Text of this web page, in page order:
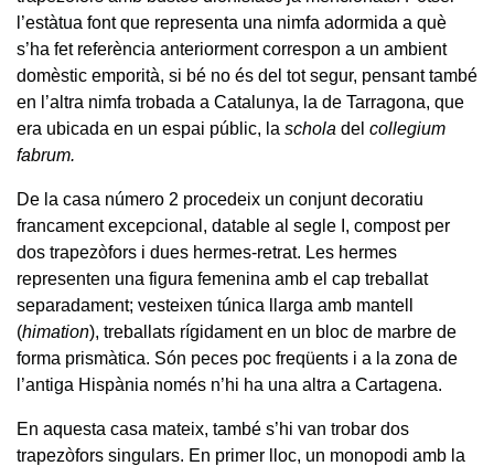
l’estàtua font que representa una nimfa adormida a què
s’ha fet referència anteriorment correspon a un ambient
domèstic emporità, si bé no és del tot segur, pensant també
en l’altra nimfa trobada a Catalunya, la de Tarragona, que
era ubicada en un espai públic, la schola del collegium
fabrum.
De la casa número 2 procedeix un conjunt decoratiu
francament excepcional, datable al segle I, compost per
dos trapezòfors i dues hermes-retrat. Les hermes
representen una figura femenina amb el cap treballat
separadament; vesteixen túnica llarga amb mantell
(himation), treballats rígidament en un bloc de marbre de
forma prismàtica. Són peces poc freqüents i a la zona de
l’antiga Hispània només n’hi ha una altra a Cartagena.
En aquesta casa mateix, també s’hi van trobar dos
trapezòfors singulars. En primer lloc, un monopodi amb la